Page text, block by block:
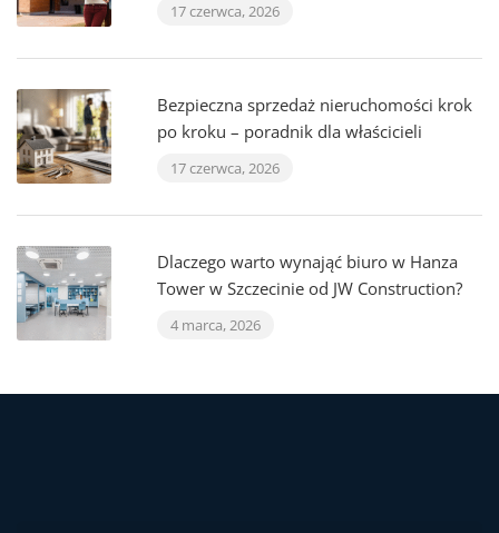
17 czerwca, 2026
Bezpieczna sprzedaż nieruchomości krok
po kroku – poradnik dla właścicieli
17 czerwca, 2026
Dlaczego warto wynająć biuro w Hanza
Tower w Szczecinie od JW Construction?
4 marca, 2026